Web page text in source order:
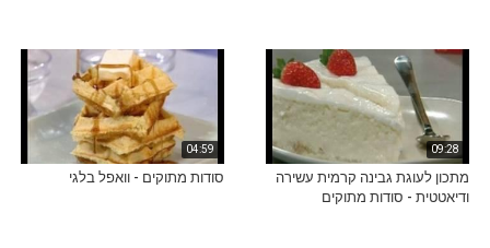
09:28
מתכון לעוגת גבינה קרמית עשירה
ודיאטטית - סודות מתוקים
04:59
סודות מתוקים - וואפל בלגי